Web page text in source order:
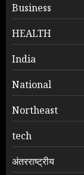
Business
HEALTH
India
National
Northeast
tech
अंतरराष्ट्रीय